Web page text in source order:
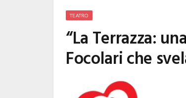
TEATRO
“La Terrazza:
Focolari che